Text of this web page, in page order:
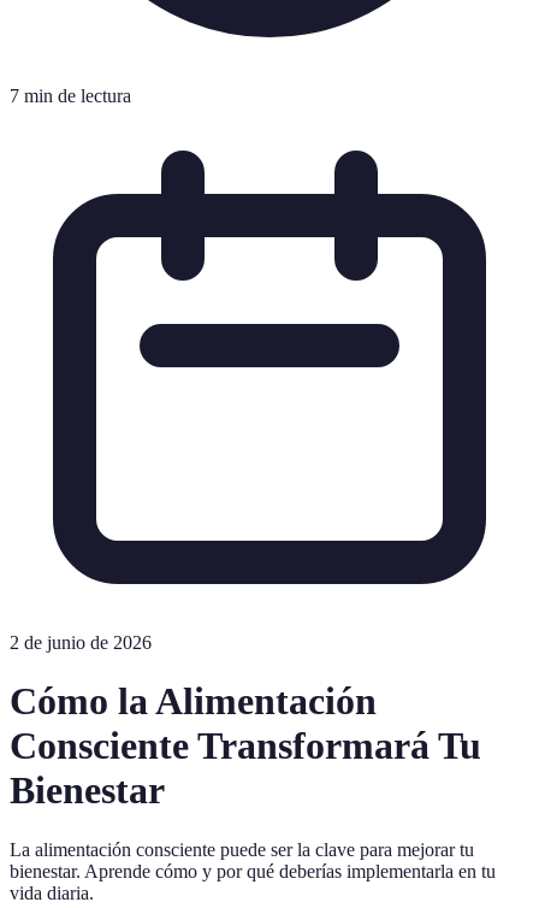
7 min de lectura
2 de junio de 2026
Cómo la Alimentación
Consciente Transformará Tu
Bienestar
La alimentación consciente puede ser la clave para mejorar tu
bienestar. Aprende cómo y por qué deberías implementarla en tu
vida diaria.